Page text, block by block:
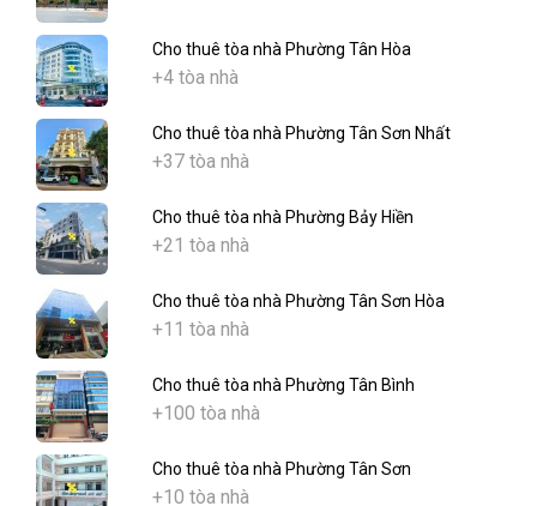
Cho thuê tòa nhà Phường Tân Hòa
+4 tòa nhà
Cho thuê tòa nhà Phường Tân Sơn Nhất
+37 tòa nhà
Cho thuê tòa nhà Phường Bảy Hiền
+21 tòa nhà
Cho thuê tòa nhà Phường Tân Sơn Hòa
+11 tòa nhà
Cho thuê tòa nhà Phường Tân Bình
+100 tòa nhà
Cho thuê tòa nhà Phường Tân Sơn
+10 tòa nhà